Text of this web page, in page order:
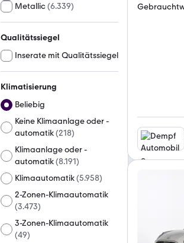
Metallic(6.339)
Qualitätssiegel
Inserate mit Qualitätssiegel
Klimatisierung
Beliebig
Keine Klimaanlage oder -
automatik(218)
Klimaanlage oder -
automatik(8.191)
Klimaautomatik(5.958)
2-Zonen-Klimaautomatik
(3.473)
3-Zonen-Klimaautomatik
(49)